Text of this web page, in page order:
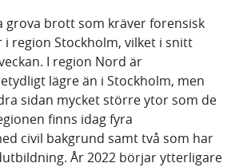
grova brott som kräver forensisk
i region Stockholm, vilket i snitt
I region Nord är
lägre än i Stockholm, men
sidan mycket större ytor som de
finns idag fyra
civil bakgrund samt två som har
År 2022 börjar ytterligare